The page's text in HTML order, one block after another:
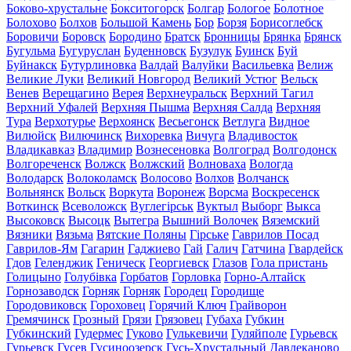
Боково-хрустальне Бокситогорск Болгар Бологое Болотное
Болохово Болхов Большой Камень Бор Борзя Борисоглебск
Боровичи Боровск Бородино Братск Бронницы Брянка Брянск
Бугульма Бугуруслан Буденновск Бузулук Буинск Буй
Буйнакск Бутурлиновка Валдай Валуйки Васильевка Велиж
Великие Луки Великий Новгород Великий Устюг Вельск
Венев Верещагино Верея Верхнеуральск Верхний Тагил
Верхний Уфалей Верхняя Пышма Верхняя Салда Верхняя
Тура Верхотурье Верхоянск Весьегонск Ветлуга Видное
Вилюйск Вилючинск Вихоревка Вичуга Владивосток
Владикавказ Владимир Вознесеновка Волгоград Волгодонск
Волгореченск Волжск Волжский Волноваха Вологда
Володарск Волоколамск Волосово Волхов Волчанск
Вольнянск Вольск Воркута Воронеж Ворсма Воскресенск
Воткинск Всеволожск Вуглегірськ Вуктыл Выборг Выкса
Высоковск Высоцк Вытегра Вышний Волочек Вяземский
Вязники Вязьма Вятские Поляны Гірське Гаврилов Посад
Гаврилов-Ям Гагарин Гаджиево Гай Галич Гатчина Гвардейск
Гдов Геленджик Геническ Георгиевск Глазов Гола пристань
Голицыно Голубівка Горбатов Горловка Горно-Алтайск
Горнозаводск Горняк Горняк Городец Городище
Городовиковск Гороховец Горячий Ключ Грайворон
Гремячинск Грозный Грязи Грязовец Губаха Губкин
Губкинский Гудермес Гуково Гулькевичи Гуляйполе Гурьевск
Гурьевск Гусев Гусиноозерск Гусь-Хрустальный Давлеканово